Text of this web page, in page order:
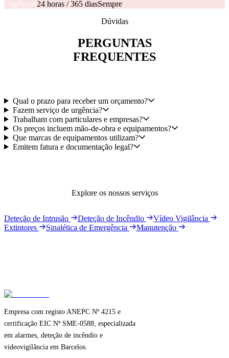
Urgências24 horas / 365 diasSempre
Dúvidas
PERGUNTAS
FREQUENTES
Qual o prazo para receber um orçamento?
Fazem serviço de urgência?
Trabalham com particulares e empresas?
Os preços incluem mão-de-obra e equipamentos?
Que marcas de equipamentos utilizam?
Emitem fatura e documentação legal?
Explore os nossos serviços
Deteção de Intrusão Deteção de Incêndio
Vídeo Vigilância
Extintores
Sinalética de Emergência Manutenção
Empresa com registo ANEPC Nº 4215 e
certificação EIC Nº SME-0588, especializada
em alarmes, deteção de incêndio e
videovigilância em Barcelos.